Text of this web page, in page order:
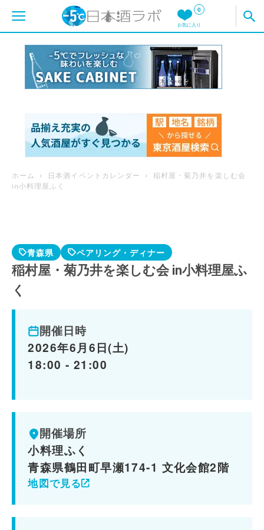
0
お気に入り
ホーム 日本酒イベントカレンダー
稲村屋・菊乃井を楽しむ会
in小料理屋ふく
青森県 ペアリング・ディナー
稲村屋・菊乃井を楽しむ会 in小料理屋ふ
く
開催日時
2026年6月6日(土)
18:00 - 21:00
開催場所
小料理ふく
青森県鶴田町早瀬174-1 文化会館2階
地図で見る